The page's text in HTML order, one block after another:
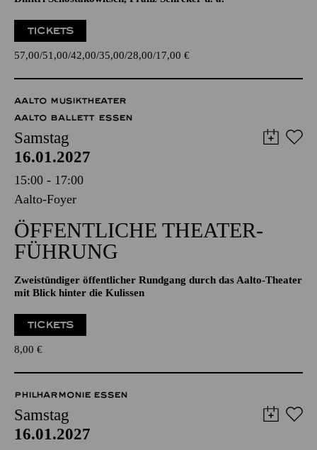
Musik von Erich Wolfgang Korngold, Sergej Rachmaninow,
Dmitri Schostakowitsch, Franz Schreker u. a.
57,00 51,00 42,00 35,00
AALTO MUSIKTHEATER
AALTO BALLETT ESSEN
Samstag
16.01.2027
15:00 - 17:00
Aalto-Foyer
ÖFFENTLICHE THEATER­
FÜHRUNG
Zweistündiger öffentlicher Rundgang durch das Aalto-Theater
mit Blick hinter die Kulissen
8,00 €
PHILHARMONIE ESSEN